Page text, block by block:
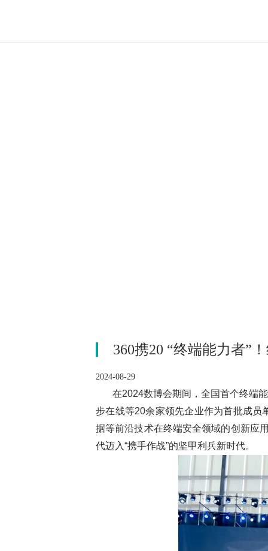
360携20 “终端能力者”
2024-08-29
在2024数博会期间，全国首个终端
步在线等20余家领先企业作为首批成
据等前沿技术在终端安全领域的创新应
代迈入“携手作战”的坚甲利兵新时代。